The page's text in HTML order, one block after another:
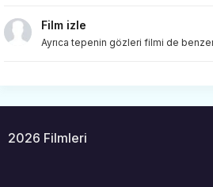
Film izle
Ayrıca tepenin gözleri filmi de
2026 Filmleri